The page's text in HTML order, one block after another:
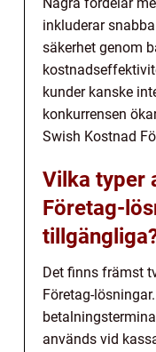
inkluderar
säkerhet genom
kunder kanske
konkurrensen
Swish Kostnad
Vilka typer
Företag-
Det finns främst
Företag-
används vid